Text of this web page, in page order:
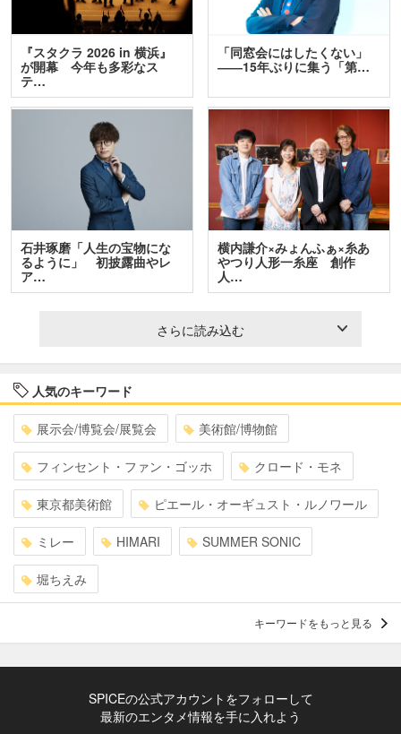
『スタクラ 2026 in 横浜』
が開幕 今年も多彩なス
テ…
「同窓会にはしたくない」
――15年ぶりに集う「第…
石井琢磨「人生の宝物にな
るように」 初披露曲やレ
ア…
横内謙介×みょんふぁ×糸あ
やつり人形一糸座 創作
人…
さらに読み込む
人気のキーワード
展示会/博覧会/展覧会 美術館/博物館
フィンセント・ファン・ゴッホ クロード・モネ
東京都美術館 ピエール・オーギュスト・ルノワール
ミレー HIMARI SUMMER SONIC
堀ちえみ
キーワードをもっと見る
SPICEの公式アカウントをフォローして
最新のエンタメ情報を手に入れよう